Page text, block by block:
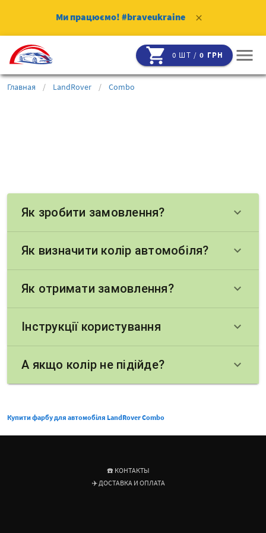
Ми працюємо! #braveukraine clear
shopping_cart 0 ШТ /0 ГРН menu
Главная / LandRover / Combo
Як зробити замовлення? keyboard_arrow_down
Як визначити колір автомобіля? keyboard_arrow_down
Як отримати замовлення? keyboard_arrow_down
Інструкції користування keyboard_arrow_down
А якщо колір не підійде? keyboard_arrow_down
Купити фарбу для автомобіля LandRover Combo
☎️ КОНТАКТЫ
✈️ ДОСТАВКА И ОПЛАТА